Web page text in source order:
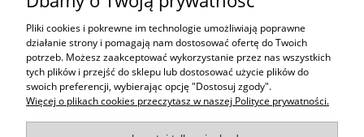
Moje konto
Płatności i dostawa
Pliki cookies i pokrewne im technologie umożliwiają poprawne
działanie strony i pomagają nam dostosować ofertę do Twoich
potrzeb. Możesz zaakceptować wykorzystanie przez nas wszystkich
tych plików i przejść do sklepu lub dostosować użycie plików do
swoich preferencji, wybierając opcję "Dostosuj zgody".
Więcej o plikach cookies przeczytasz w naszej Polityce prywatności.